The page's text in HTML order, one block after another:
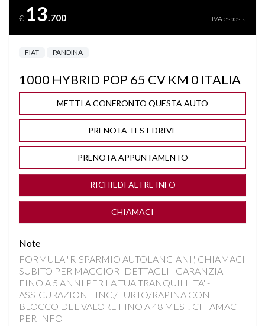
START&STOP
TFT
€ 13.700 IVA esposta
FIAT PANDINA
1000 HYBRID POP 65 CV KM 0 ITALIA
METTI A CONFRONTO QUESTA AUTO
PRENOTA TEST DRIVE
PRENOTA APPUNTAMENTO
RICHIEDI ALTRE INFO
CHIAMACI
Note
FORMULA "RISPARMIO AUTOLANCIANI", CHIAMACI
SUBITO PER MAGGIORI DETTAGLI - GARANZIA
FINO A 5 ANNI PER LA TUA TRANQUILLITA' -
ASSICURAZIONE INC./FURTO/RAPINA CON
BLOCCO DEL VALORE FINO A 48 MESI! CHIAMACI
PER INFO